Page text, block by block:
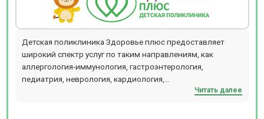
Детская поликлиника Здоровье плюс предоставляет
широкий спектр услуг по таким направлениям, как
аллергология-иммунология, гастроэнтерология,
педиатрия, неврология, кардиология,
оториноларингология, психотерапия, хирургия,Читать далее